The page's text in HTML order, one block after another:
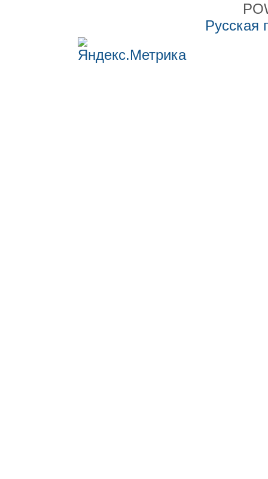
Русская